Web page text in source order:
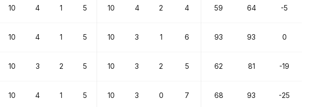
10 4 1 5 10 4 2 4 59 64 -5
10 4 1 5 10 3 1 6 93 93 0
10 3 2 5 10 3 2 5 62 81 -19
10 4 1 5 10 3 0 7 68 93 -25